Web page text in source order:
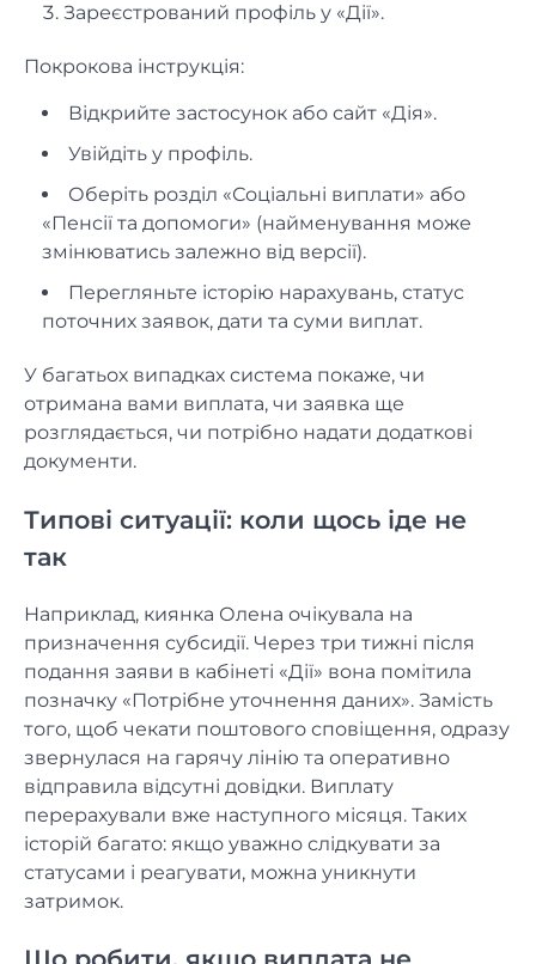
Зареєстрований профіль у «Дії».
Покрокова інструкція:
Відкрийте застосунок або сайт «Дія».
Увійдіть у профіль.
Оберіть розділ «Соціальні виплати» або
«Пенсії та допомоги» (найменування може
змінюватись залежно від версії).
Перегляньте історію нарахувань, статус
поточних заявок, дати та суми виплат.
У багатьох випадках система покаже, чи
отримана вами виплата, чи заявка ще
розглядається, чи потрібно надати додаткові
документи.
Типові ситуації: коли щось іде не
так
Наприклад, киянка Олена очікувала на
призначення субсидії. Через три тижні після
подання заяви в кабінеті «Дії» вона помітила
позначку «Потрібне уточнення даних». Замість
того, щоб чекати поштового сповіщення, одразу
звернулася на гарячу лінію та оперативно
відправила відсутні довідки. Виплату
перерахували вже наступного місяця. Таких
історій багато: якщо уважно слідкувати за
статусами і реагувати, можна уникнути
затримок.